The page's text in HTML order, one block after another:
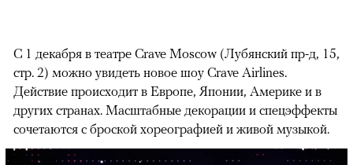
С 1 декабря в театре Crave Moscow (Лубянский пр-д, 15,
стр. 2) можно увидеть новое шоу Crave Airlines.
Действие происходит в Европе, Японии, Америке и в
других странах. Масштабные декорации и спецэффекты
сочетаются с броской хореографией и живой музыкой.